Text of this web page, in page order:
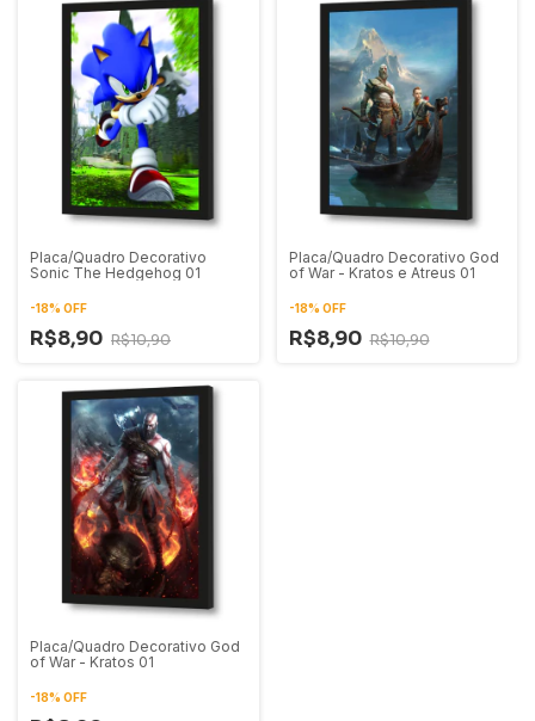
Placa/Quadro Decorativo
Sonic The Hedgehog 01
-18% OFF
R$8,90 R$10,90
Placa/Quadro Decorativo God
of War - Kratos e Atreus 01
-18% OFF
R$8,90 R$10,90
Placa/Quadro Decorativo God
of War - Kratos 01
-18% OFF